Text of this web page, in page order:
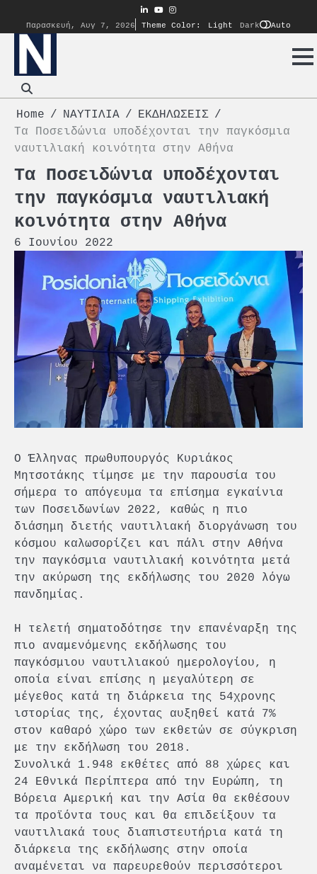
content
linkedin
youtube
instagram
Παρασκευή, Αυγ 7, 2026
Theme Color: Light Dark Auto
Home ΝΑΥΤΙΛΙΑ
ΕΚΔΗΛΩΣΕΙΣ
Τα Ποσειδώνια υποδέχονται την παγκόσμια
ναυτιλιακή κοινότητα στην Αθήνα
Τα Ποσειδώνια υποδέχονται
την παγκόσμια ναυτιλιακή
κοινότητα στην Αθήνα
6 Ιουνίου 2022
Ο Έλληνας πρωθυπουργός Κυριάκος
Μητσοτάκης τίμησε με την παρουσία του
σήμερα το απόγευμα τα επίσημα εγκαίνια
των Ποσειδωνίων 2022, καθώς η πιο
διάσημη διετής ναυτιλιακή διοργάνωση του
κόσμου καλωσορίζει και πάλι στην Αθήνα
την παγκόσμια ναυτιλιακή κοινότητα μετά
την ακύρωση της εκδήλωσης του 2020 λόγω
πανδημίας.
Η τελετή σηματοδότησε την επανέναρξη της
πιο αναμενόμενης εκδήλωσης του
παγκόσμιου ναυτιλιακού ημερολογίου, η
οποία είναι επίσης η μεγαλύτερη σε
μέγεθος κατά τη διάρκεια της 54χρονης
ιστορίας της, έχοντας αυξηθεί κατά 7%
στον καθαρό χώρο των εκθετών σε σύγκριση
με την εκδήλωση του 2018.
Συνολικά 1.948 εκθέτες από 88 χώρες και
24 Εθνικά Περίπτερα από την Ευρώπη, τη
Βόρεια Αμερική και την Ασία θα εκθέσουν
τα προϊόντα τους και θα επιδείξουν τα
ναυτιλιακά τους διαπιστευτήρια κατά τη
διάρκεια της εκδήλωσης στην οποία
αναμένεται να παρευρεθούν περισσότεροι